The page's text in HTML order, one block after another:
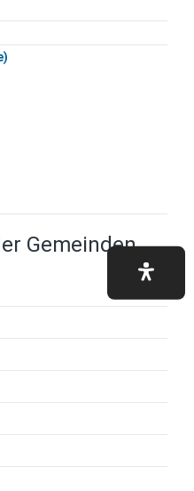
Gemeinden